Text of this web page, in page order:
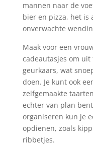
mannen naar de
bier en pizza, het is
onverwachte
Maak voor een
cadeautasjes om
geurkaars, wat
doen. Je kunt ook
zelfgemaakte
echter van plan
organiseren kun je
opdienen, zoals
ribbetjes.